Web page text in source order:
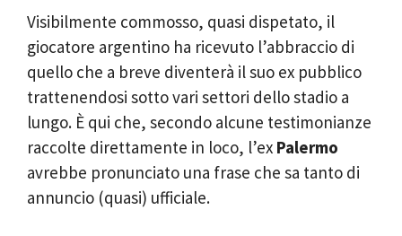
Visibilmente commosso, quasi dispetato, il
giocatore argentino ha ricevuto l’abbraccio di
quello che a breve diventerà il suo ex pubblico
trattenendosi sotto vari settori dello stadio a
lungo. È qui che, secondo alcune testimonianze
raccolte direttamente in loco, l’ex Palermo
avrebbe pronunciato una frase che sa tanto di
annuncio (quasi) ufficiale.